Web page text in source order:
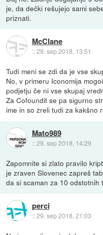
je, da dečki rešujejo sami
priznati.
McClane
::29. sep 2018, 13:51
Tudi meni se zdi da je vse
No, v primeru Iconomija
podjetju če ni vse skupaj
Za Cofoundit se pa sigurno
ime in so zreli tudi za kakšno
Mato989
::29. sep 2018, 14:29
Zapomnite si zlato pravilo
je zraven Slovenec zapreš
da si scaman za 10 odstotnih
perci
::29. sep 2018, 21:03